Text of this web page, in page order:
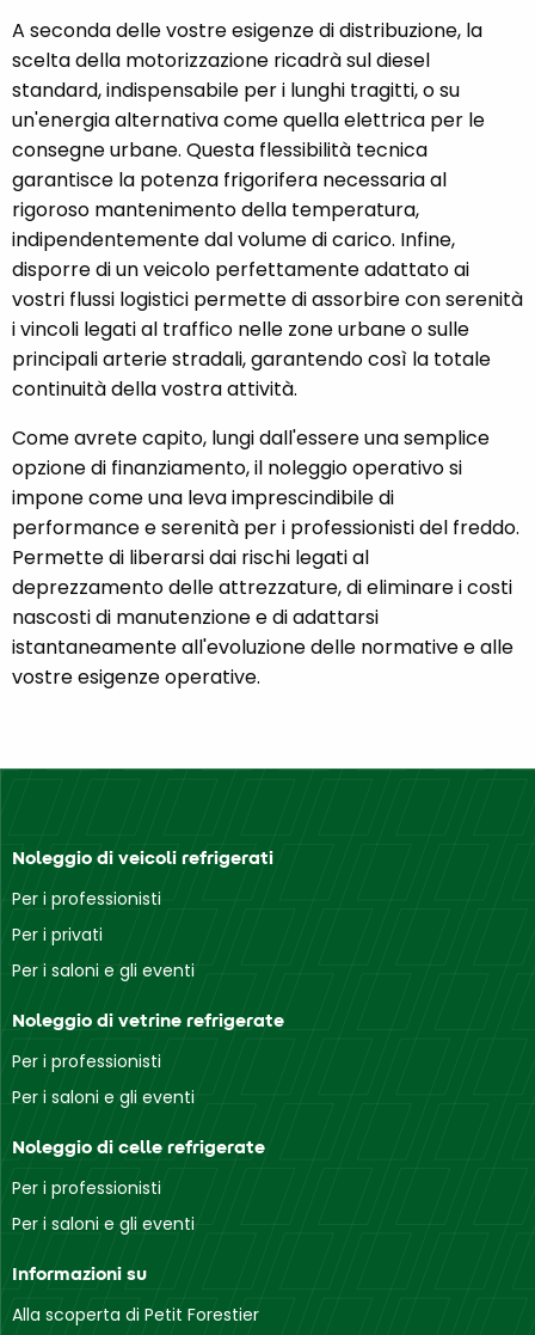
A seconda delle vostre esigenze di distribuzione, la
scelta della motorizzazione ricadrà sul diesel
standard, indispensabile per i lunghi tragitti, o su
un'energia alternativa come quella elettrica per le
consegne urbane. Questa flessibilità tecnica
garantisce la potenza frigorifera necessaria al
rigoroso mantenimento della temperatura,
indipendentemente dal volume di carico. Infine,
disporre di un veicolo perfettamente adattato ai
vostri flussi logistici permette di assorbire con serenità
i vincoli legati al traffico nelle zone urbane o sulle
principali arterie stradali, garantendo così la totale
continuità della vostra attività.
Come avrete capito, lungi dall'essere una semplice
opzione di finanziamento, il noleggio operativo si
impone come una leva imprescindibile di
performance e serenità per i professionisti del freddo.
Permette di liberarsi dai rischi legati al
deprezzamento delle attrezzature, di eliminare i costi
nascosti di manutenzione e di adattarsi
istantaneamente all'evoluzione delle normative e alle
vostre esigenze operative.
Noleggio di veicoli refrigerati
Per i professionisti
Per i privati
Per i saloni e gli eventi
Noleggio di vetrine refrigerate
Per i professionisti
Per i saloni e gli eventi
Noleggio di celle refrigerate
Per i professionisti
Per i saloni e gli eventi
Informazioni su
Alla scoperta di Petit Forestier